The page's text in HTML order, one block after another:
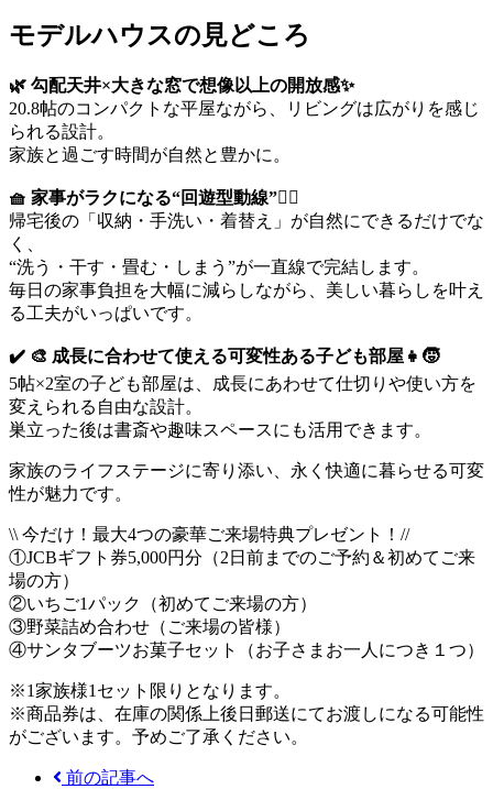
モデルハウスの見どころ
🌿 勾配天井×大きな窓で想像以上の開放感✨
20.8帖のコンパクトな平屋ながら、リビングは広がりを感じ
られる設計。
家族と過ごす時間が自然と豊かに。
🧺 家事がラクになる“回遊型動線”🚶‍♀️
帰宅後の「収納・手洗い・着替え」が自然にできるだけでな
く、
“洗う・干す・畳む・しまう”が一直線で完結します。
毎日の家事負担を大幅に減らしながら、美しい暮らしを叶え
る工夫がいっぱいです。
✔️ 🎨 成長に合わせて使える可変性ある子ども部屋👧🧒
5帖×2室の子ども部屋は、成長にあわせて仕切りや使い方を
変えられる自由な設計。
巣立った後は書斎や趣味スペースにも活用できます。
家族のライフステージに寄り添い、永く快適に暮らせる可変
性が魅力です。
\\ 今だけ！最大4つの豪華ご来場特典プレゼント！//
①JCBギフト券5,000円分（2日前までのご予約＆初めてご来
場の方）
②いちご1パック（初めてご来場の方）
③野菜詰め合わせ（ご来場の皆様）
④サンタブーツお菓子セット（お子さまお一人につき１つ）
※1家族様1セット限りとなります。
※商品券は、在庫の関係上後日郵送にてお渡しになる可能性
がございます。予めご了承ください。
前の記事へ